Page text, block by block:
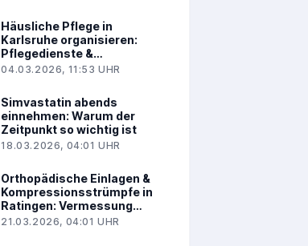
Häusliche Pflege in
Karlsruhe organisieren:
Pflegedienste &
Betreuung
04.03.2026, 11:53 UHR
Simvastatin abends
einnehmen: Warum der
Zeitpunkt so wichtig ist
18.03.2026, 04:01 UHR
Orthopädische Einlagen &
Kompressionsstrümpfe in
Ratingen: Vermessung
und Maßanfertigung
21.03.2026, 04:01 UHR